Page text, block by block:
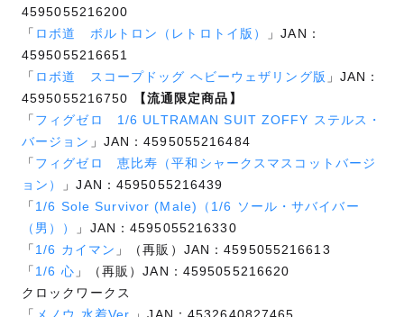
4595055216200
「 ロボ道 ボルトロン（レトロトイ版）
」JAN：
4595055216651
「 ロボ道 スコープドッグ ヘビーウェザリング版 」JAN：
4595055216750
【流通限定商品】
「 フィグゼロ 1/6 ULTRAMAN SUIT ZOFFY ステルス・
バージョン 」JAN：4595055216484
「 フィグゼロ 恵比寿（平和シャークスマスコットバージ
ョン）
」JAN：4595055216439
「 1/6 Sole Survivor (Male)（1/6 ソール・サバイバー
（男））
」JAN：4595055216330
「 1/6 カイマン 」（再販）JAN：4595055216613
「 1/6 心 」（再販）JAN：4595055216620
クロックワークス